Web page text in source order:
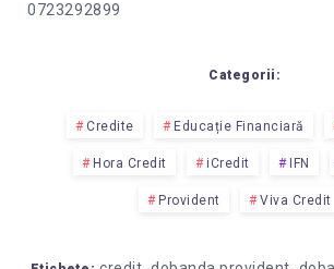
0723292899
Categorii:
Credite Educație Financiară
Hora Credit iCredit IFN
Provident Viva Credit